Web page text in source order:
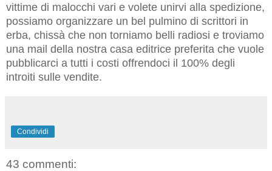
vittime di malocchi vari e volete unirvi alla spedizione,
possiamo organizzare un bel pulmino di scrittori in
erba, chissà che non torniamo belli radiosi e troviamo
una mail della nostra casa editrice preferita che vuole
pubblicarci a tutti i costi offrendoci il 100% degli
introiti sulle vendite.
Condividi
43 commenti: